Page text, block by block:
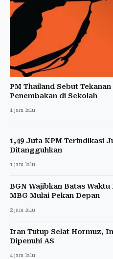
PM Thailand Sebut
Penembakan di Sekolah
1 jam lalu
1,49 Juta KPM Terindikasi
Ditangguhkan
1 jam lalu
BGN Wajibkan Batas
MBG Mulai Pekan Depan
2 jam lalu
Iran Tutup Selat Hormuz,
Dipenuhi AS
4 jam lalu